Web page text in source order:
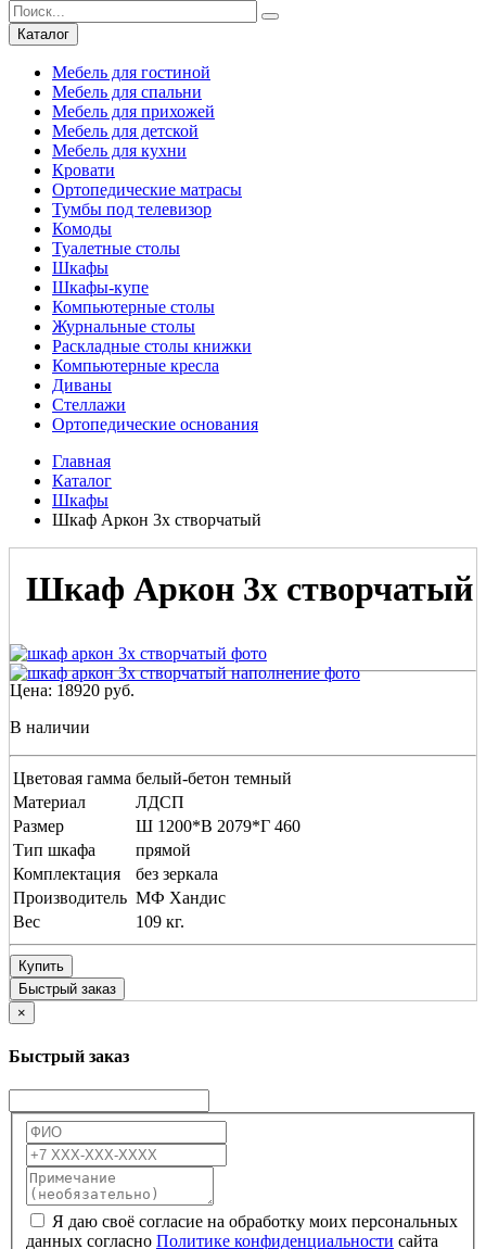
Каталог
Мебель для гостиной
Мебель для спальни
Мебель для прихожей
Мебель для детской
Мебель для кухни
Кровати
Ортопедические матрасы
Тумбы под телевизор
Комоды
Туалетные столы
Шкафы
Шкафы-купе
Компьютерные столы
Журнальные столы
Раскладные столы книжки
Компьютерные кресла
Диваны
Стеллажи
Ортопедические основания
Главная
Каталог
Шкафы
Шкаф Аркон 3х створчатый
Шкаф Аркон 3х створчатый
Цена: 18920 руб.
В наличии
Цветовая гамма белый-бетон темный
Материал
ЛДСП
Размер
Ш 1200*В 2079*Г 460
Тип шкафа
прямой
Комплектация
без зеркала
Производитель МФ Хандис
Вес
109 кг.
Купить
Быстрый заказ
×
Быстрый заказ
Я даю своё согласие на обработку моих персональных
данных согласно Политике конфиденциальности сайта